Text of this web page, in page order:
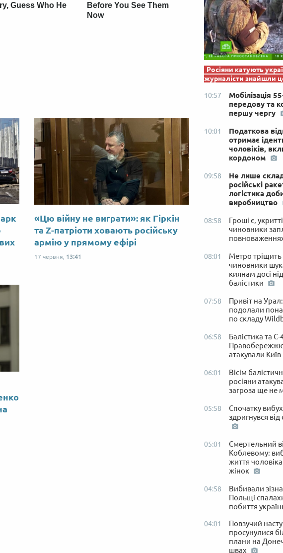
Guess Who He
Before You See Them
Now
«Цю війну не виграти»: як Гіркін
та Z-патріоти ховають російську
армію у прямому ефірі
17 червня, 13:41
Росіяни катують
журналісти знайшли
10:57
Мобілізація
передову та
першу чергу
10:01
Податкова
отримає
чоловіків,
кордоном
09:58
Не лише
російські
логістика
виробництво
08:58
Гроші є,
чиновники
08:01
Метро
чиновники
киянам досі
балістики
07:58
Привіт на
подолали
по складу
06:58
Балістика та С-
атакували Київ
06:01
Вісім
росіяни
загроза ще не
05:58
Спочатку
здригнувся від
05:01
Смертельний
Коблевому:
життя
жінок
04:58
Вибивали
Польщі
побиття
04:01
Повзучий
просунулися
плани на
швах